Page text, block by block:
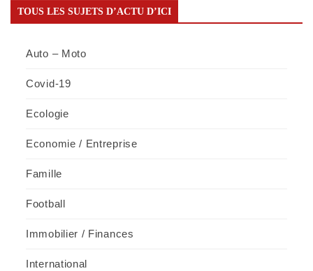
les
articles
TOUS LES SUJETS D’ACTU D’ICI
Auto – Moto
Covid-19
Ecologie
Economie / Entreprise
Famille
Football
Immobilier / Finances
International